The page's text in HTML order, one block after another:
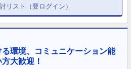
リスト（要ログイン）
環境、コミュニケーション能
大歓迎！